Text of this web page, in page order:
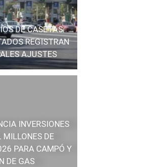
DE CASETAS:
REGISTRAN
AJUSTES
INVERSIONES
DE
PARA CAMPÓ Y
DE GAS